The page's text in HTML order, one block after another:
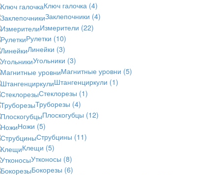
Ключ галочка (4)
Заклепочники (4)
Измерители (22)
Рулетки (10)
Линейки (3)
Угольники (3)
Магнитные уровни (5)
Штангенциркули (1)
Стеклорезы (1)
Труборезы (4)
Плоскогубцы (12)
Ножи (5)
Струбцины (11)
Клещи (5)
Утконосы (8)
Бокорезы (6)